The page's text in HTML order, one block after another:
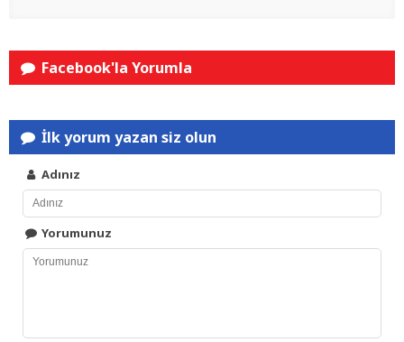
Facebook'la Yorumla
İlk yorum yazan siz olun
Adınız
Yorumunuz